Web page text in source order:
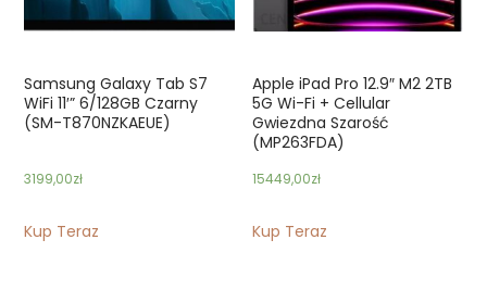
Samsung Galaxy Tab S7
WiFi 11′” 6/128GB Czarny
(SM-T870NZKAEUE)
3199,00zł
Kup Teraz
Apple iPad Pro 12.9″ M2 2TB
5G Wi-Fi + Cellular
Gwiezdna Szarość
(MP263FDA)
15449,00zł
Kup Teraz